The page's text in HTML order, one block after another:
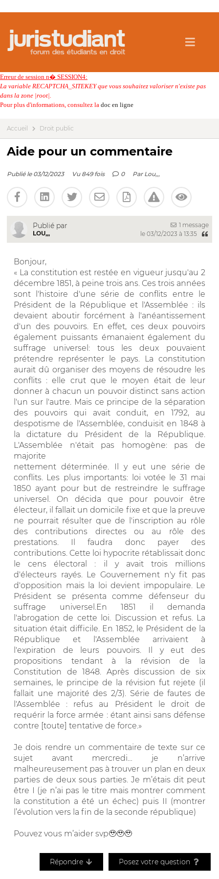
Erreur de session n� SESSION4:
La variable RECAPTCHA_SITEKEY que vous souhaitez valoriser n'existe pas
dans la zone |root|.
Pour plus d'informations, consultez la doc en ligne
Accueil Droit public
Aide pour un commentaire
Publié le 03/12/2023 Vu 849 fois 0 Par Lou,,,
Publié par
LOU,,,
1 message
le 03/12/2023 à 13:35
Bonjour,
« La constitution est restée en vigueur jusqu'au 2
décembre 1851, à peine trois ans. Ces trois années
sont l'histoire d'une série de conflits entre le
Président de la République et l'Assemblée : ils
devaient aboutir forcément à l'anéantissement
d'un des pouvoirs. En effet, ces deux pouvoirs
également puissants émanaient également du
suffrage universel: tous les deux pouvaient
prétendre représenter le pays. La constitution
aurait dû organiser des moyens de résoudre les
conflits : elle crut que le moyen était de leur
donner à chacun un pouvoir distinct sans action
l'un sur l'autre. Mais ce principe de la séparation
des pouvoirs qui avait conduit, en 1792, au
despotisme de l'Assemblée, conduisit en 1848 à
la dictature du Président de la République.
L'Assemblée n'était pas homogène: pas de
majorite
nettement déterminée. Il y eut une série de
conflits. Les plus importants: loi votée le 31 mai
1850 ayant pour but de restreindre le suffrage
universel. On décida que pour pouvoir être
électeur, il fallait un domicile fixe et que la preuve
ne pourrait résulter que de l'inscription au rôle
des contributions directes ou au rôle des
prestations. Il faudra donc payer des
contributions. Cette loi hypocrite rétablissait donc
le cens électoral : il y avait trois millions
d'électeurs rayés. Le Gouvernement n'y fit pas
d'opposition mais la loi devient impopulaire. Le
Président se présenta comme défenseur du
suffrage universel.En 1851 il demanda
l'abrogation de cette loi. Discussion et refus. La
situation était difficile. En 1852, le Président de la
République et l'Assemblée arrivaient à
l'expiration de leurs pouvoirs. Il y eut des
propositions tendant à la révision de la
Constitution de 1848. Après discussion de six
semaines, le principe de la révision fut rejete (il
fallait une majorité des 2/3). Série de fautes de
l'Assemblée : refus au Président le droit de
requérir la force armée : étant ainsi sans défense
contre [toute] tentative de force.»
Je dois rendre un commentaire de texte sur ce
sujet avant mercredi… je n’arrive
malheureusement pas à trouver un plan en deux
parties de deux sous parties. Je m’étais dit peut
être I (je n’ai pas le titre mais montrer comment
la constitution a été un échec) puis II (montrer
l’évolution vers la fin de la seconde république)
Pouvez vous m’aider svp🥹🥹🥹
Répondre Posez votre question